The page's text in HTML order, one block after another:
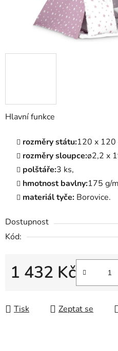
Hlavní funkce
rozměry státu:120 x 120
rozměry sloupce:ø2,2 x
polštáře:3 ks,
hmotnost bavlny:175 g/
materiál tyče: Borovice.
Dostupnost
Kód:
1 432 Kč
Tisk Zeptat se